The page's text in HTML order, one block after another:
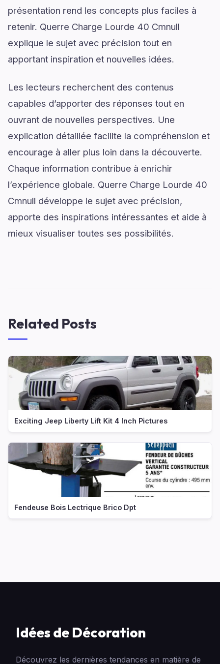
présentation rend les concepts plus faciles à
retenir. Querre Charge Lourde 40 Cmnull
explique le sujet avec précision tout en
apportant inspiration et nouvelles idées.
Les lecteurs recherchent des contenus
capables d’apporter des réponses tout en
ouvrant de nouvelles perspectives. Une
explication détaillée facilite la compréhension et
encourage à aller plus loin dans la découverte.
Chaque information contribue à enrichir
l’expérience globale. Querre Charge Lourde 40
Cmnull développe le sujet avec précision,
apporte des inspirations intéressantes et aide à
mieux visualiser toutes ses possibilités.
Related Posts
Exciting Jeep Liberty Lift Kit 4 Inch Pictures
Fendeuse Bois Lectrique Brico Dpt
Idées de Décoration
Découvrez les dernières tendances en matière de